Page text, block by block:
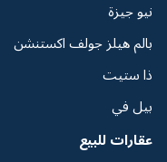
نيو جيزة
بالم هيلز جولف اكستنشن
ذا ستيت
بيل في
عقارات للبيع